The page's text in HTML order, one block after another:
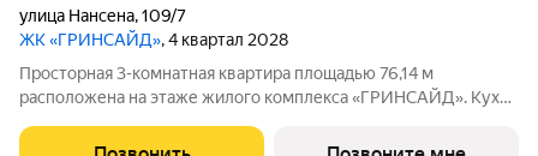
улица Нансена,109/7
ЖК «ГРИНСАЙД», 4 квартал 2028
Просторная 3-комнатная квартира площадью 76,14 м
расположена на этаже жилого комплекса «ГРИНСАЙД». Кухня
ужинов. Светлые жилые комнаты общей площадью